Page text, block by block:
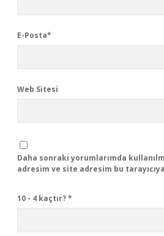
E-Posta*
Web Sitesi
Daha sonraki yorumlarımda
adresim ve site adresim bu
10 - 4 kaçtır?*